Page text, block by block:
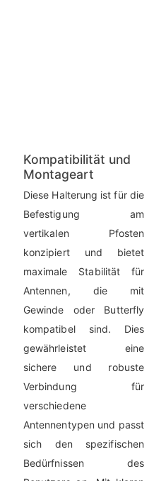
Kompatibilität und
Montageart
Diese Halterung ist für die
Befestigung am
vertikalen Pfosten
konzipiert und bietet
maximale Stabilität für
Antennen, die mit
Gewinde oder Butterfly
kompatibel sind. Dies
gewährleistet eine
sichere und robuste
Verbindung für
verschiedene
Antennentypen und passt
sich den spezifischen
Bedürfnissen des